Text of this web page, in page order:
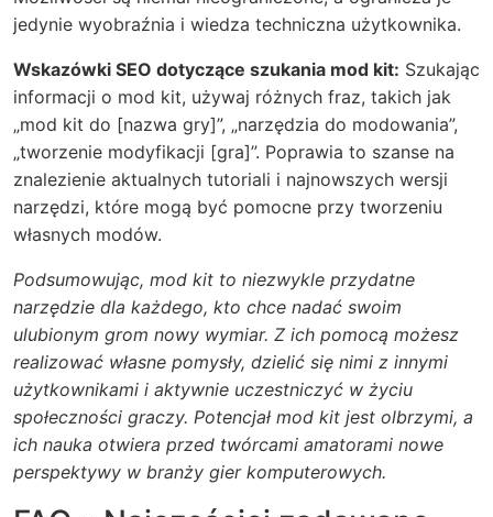
jedynie wyobraźnia i wiedza techniczna użytkownika.
Wskazówki SEO dotyczące szukania mod kit: Szukając
informacji o mod kit, używaj różnych fraz, takich jak
„mod kit do [nazwa gry]”, „narzędzia do modowania”,
„tworzenie modyfikacji [gra]”. Poprawia to szanse na
znalezienie aktualnych tutoriali i najnowszych wersji
narzędzi, które mogą być pomocne przy tworzeniu
własnych modów.
Podsumowując, mod kit to niezwykle przydatne
narzędzie dla każdego, kto chce nadać swoim
ulubionym grom nowy wymiar. Z ich pomocą możesz
realizować własne pomysły, dzielić się nimi z innymi
użytkownikami i aktywnie uczestniczyć w życiu
społeczności graczy. Potencjał mod kit jest olbrzymi, a
ich nauka otwiera przed twórcami amatorami nowe
perspektywy w branży gier komputerowych.